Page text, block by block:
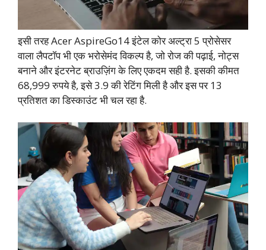
इसी तरह Acer AspireGo14 इंटेल कोर अल्ट्रा 5 प्रोसेसर
वाला लैपटॉप भी एक भरोसेमंद विकल्प है, जो रोज की पढ़ाई, नोट्स
बनाने और इंटरनेट ब्राउज़िंग के लिए एकदम सही है. इसकी कीमत
68,999 रुपये है, इसे 3.9 की रेटिंग मिली है और इस पर 13
प्रतिशत का डिस्काउंट भी चल रहा है.